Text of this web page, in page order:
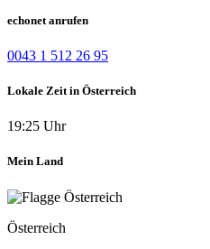
echonet anrufen
0043 1 512 26 95
Lokale Zeit in Österreich
19:25 Uhr
Mein Land
Österreich